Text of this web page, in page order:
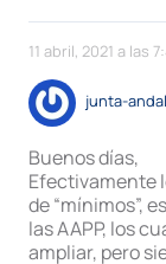
11 abril, 2021 a las
junta-
Buenos días,
Efectivamente
de “mínimos”,
las AAPP, los
ampliar, pero